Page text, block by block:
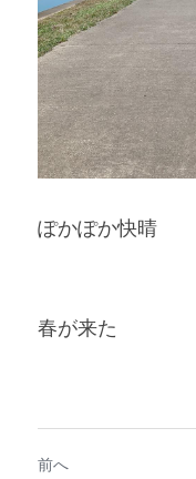
ぽかぽか快晴
春が来た
前へ